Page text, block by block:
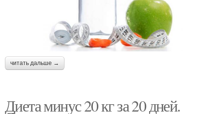
читать дальше →
Диета минус 20 кг за 20 дней.